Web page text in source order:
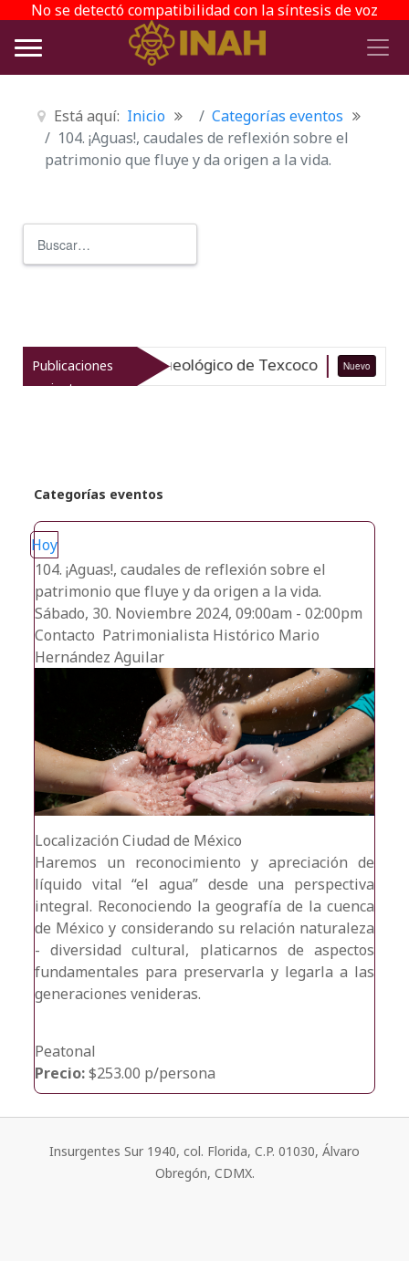
No se detectó compatibilidad con la síntesis de voz
Está aquí: Inicio
Categorías eventos
104. ¡Aguas!, caudales de reflexión sobre el
patrimonio que fluye y da origen a la vida.
Publicaciones
recientes
el patrimonio arqueológico de Texcoco Nuevo
Categorías eventos
Hoy
104. ¡Aguas!, caudales de reflexión sobre el
patrimonio que fluye y da origen a la vida.
Sábado, 30. Noviembre 2024, 09:00am - 02:00pm
Contacto Patrimonialista Histórico Mario
Hernández Aguilar
Localización Ciudad de México
Haremos un reconocimiento y apreciación de
líquido vital “el agua” desde una perspectiva
integral. Reconociendo la geografía de la cuenca
de México y considerando su relación naturaleza
- diversidad cultural, platicarnos de aspectos
fundamentales para preservarla y legarla a las
generaciones venideras.
Peatonal
Precio:$253.00 p/persona
Insurgentes Sur 1940, col. Florida, C.P. 01030, Álvaro
Obregón, CDMX.